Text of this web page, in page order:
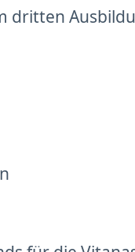
dritten